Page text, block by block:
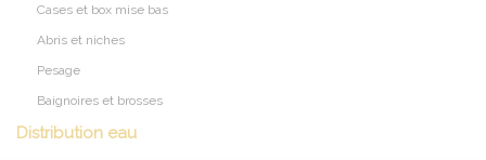
Cases et box mise bas
Abris et niches
Pesage
Baignoires et brosses
Distribution eau